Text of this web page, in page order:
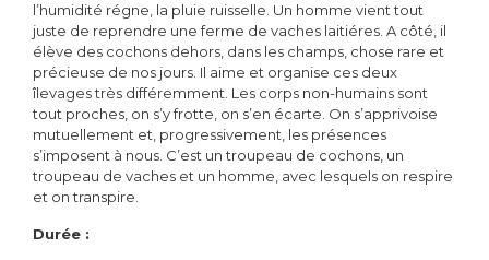
l’humidité régne, la pluie ruisselle. Un homme vient tout
juste de reprendre une ferme de vaches laitiéres. A côté, il
élève des cochons dehors, dans les champs, chose rare et
précieuse de nos jours. Il aime et organise ces deux
îlevages très différemment. Les corps non-humains sont
tout proches, on s’y frotte, on s’en écarte. On s’apprivoise
mutuellement et, progressivement, les présences
s’imposent à nous. C’est un troupeau de cochons, un
troupeau de vaches et un homme, avec lesquels on respire
et on transpire.
Durée :